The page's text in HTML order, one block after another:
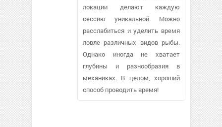
локации делают каждую
сессию уникальной. Можно
расслабиться и уделить время
ловле различных видов рыбы.
Однако иногда не хватает
глубины и разнообразия в
механиках. В целом, хороший
способ проводить время!